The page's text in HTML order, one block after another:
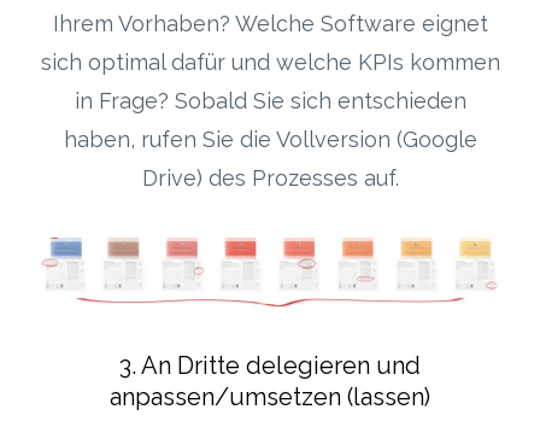
Ihrem Vorhaben? Welche Software eignet
sich optimal dafür und welche KPIs kommen
in Frage? Sobald Sie sich entschieden
haben, rufen Sie die Vollversion (Google
Drive) des Prozesses auf.
3. An Dritte delegieren und
anpassen/umsetzen (lassen)